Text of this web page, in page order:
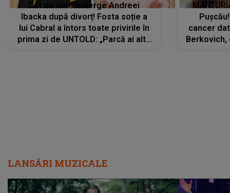
Cât de bine îi merge Andreei
Ibacka după divorț! Fosta soție a
lui Cabral a întors toate privirile în
prima zi de UNTOLD: „Parcă ai altă
cancer
LANSĂRI MUZICALE